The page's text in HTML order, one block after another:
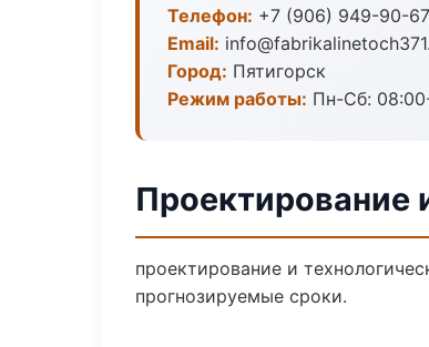
Телефон: +7 (906) 949-90-67
Email:
Город: Пятигорск
Режим работы: Пн-Сб:
Проектирование
проектирование и
прогнозируемые сроки.